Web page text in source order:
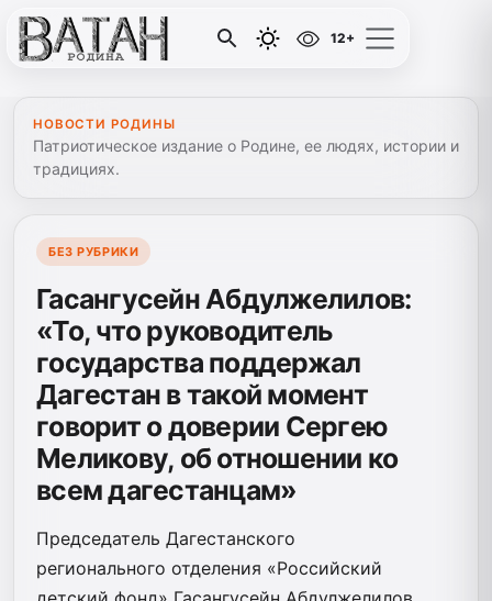
12+
НОВОСТИ РОДИНЫ
Патриотическое издание о Родине, ее людях, истории и
традициях.
БЕЗ РУБРИКИ
Гасангусейн Абдулжелилов:
«То, что руководитель
государства поддержал
Дагестан в такой момент
говорит о доверии Сергею
Меликову, об отношении ко
всем дагестанцам»
Председатель Дагестанского
регионального отделения «Российский